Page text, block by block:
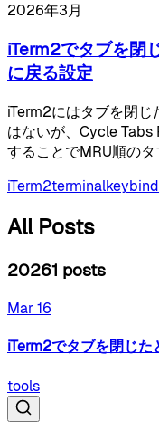
2026年3月
iTerm2でタブを閉
に戻る設定
iTerm2にはタブを閉
はないが、Cycle
することでMRU順の
iTerm2terminal
All Posts
20261 posts
Mar 16
iTerm2でタブを閉じた
tools